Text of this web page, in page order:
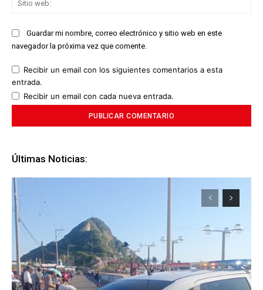
Guardar mi nombre, correo electrónico y sitio web en este
navegador la próxima vez que comente.
Recibir un email con los siguientes comentarios a esta
entrada.
Recibir un email con cada nueva entrada.
Últimas Noticias: